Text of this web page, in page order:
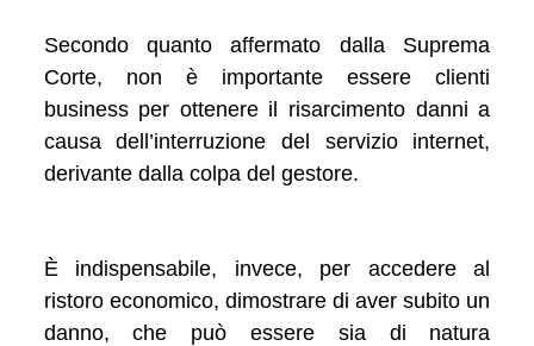
Secondo quanto affermato dalla Suprema
Corte, non è importante essere clienti
business per ottenere il risarcimento danni a
causa dell’interruzione del servizio internet,
derivante dalla colpa del gestore.
È indispensabile, invece, per accedere al
ristoro economico, dimostrare di aver subito un
danno, che può essere sia di natura